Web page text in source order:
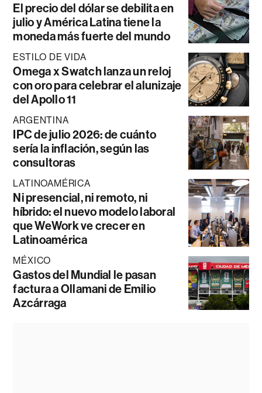
El precio del dólar se debilita en
julio y América Latina tiene la
moneda más fuerte del mundo
ESTILO DE VIDA
Omega x Swatch lanza un reloj
con oro para celebrar el alunizaje
del Apollo 11
ARGENTINA
IPC de julio 2026: de cuánto
sería la inflación, según las
consultoras
LATINOAMÉRICA
Ni presencial, ni remoto, ni
híbrido: el nuevo modelo laboral
que WeWork ve crecer en
Latinoamérica
MÉXICO
Gastos del Mundial le pasan
factura a Ollamani de Emilio
Azcárraga